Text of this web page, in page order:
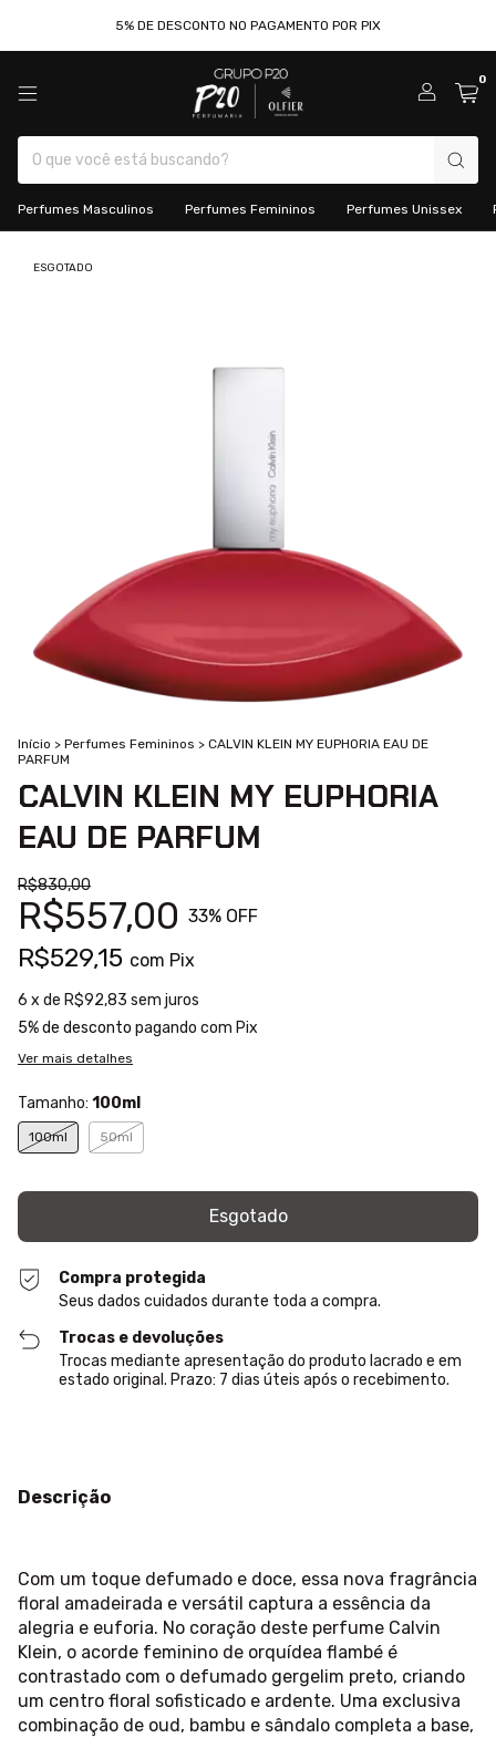
5% DE DESCONTO NO PAGAMENTO POR PIX
0
Perfumes Masculinos Perfumes Femininos Perfumes Unissex
ESGOTADO
Início > Perfumes Femininos > CALVIN KLEIN MY EUPHORIA EAU DE
PARFUM
CALVIN KLEIN MY EUPHORIA
EAU DE PARFUM
R$830,00
R$557,00 33% OFF
R$529,15 com Pix
6 x de R$92,83 sem juros
5% de desconto pagando com Pix
Ver mais detalhes
Tamanho: 100ml
100ml 50ml
Compra protegida
Seus dados cuidados durante toda a compra.
Trocas e devoluções
Trocas mediante apresentação do produto lacrado e em
estado original. Prazo: 7 dias úteis após o recebimento.
Descrição
Com um toque defumado e doce, essa nova fragrância
floral amadeirada e versátil captura a essência da
alegria e euforia. No coração deste perfume Calvin
Klein, o acorde feminino de orquídea flambé é
contrastado com o defumado gergelim preto, criando
um centro floral sofisticado e ardente. Uma exclusiva
combinação de oud, bambu e sândalo completa a base,